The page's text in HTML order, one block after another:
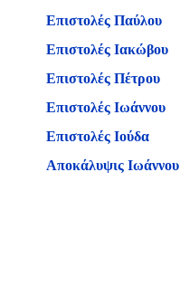
Επιστολές Παύλου
Επιστολές Ιακώβου
Επιστολές Πέτρου
Επιστολές Ιωάννου
Επιστολές Ιούδα
Αποκάλυψις Ιωάννου